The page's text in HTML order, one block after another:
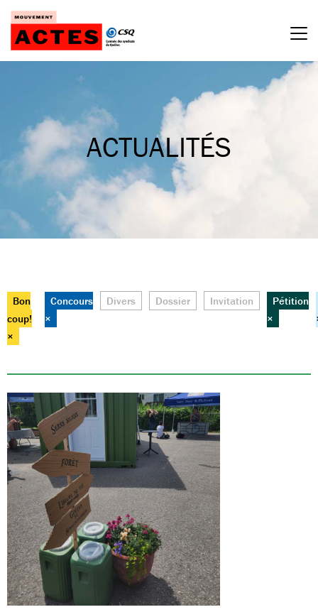
Passer
contenu
ACTUALITÉS
Bon
coup!
×
Concours
×
Divers Dossier Invitation
Pétition
×